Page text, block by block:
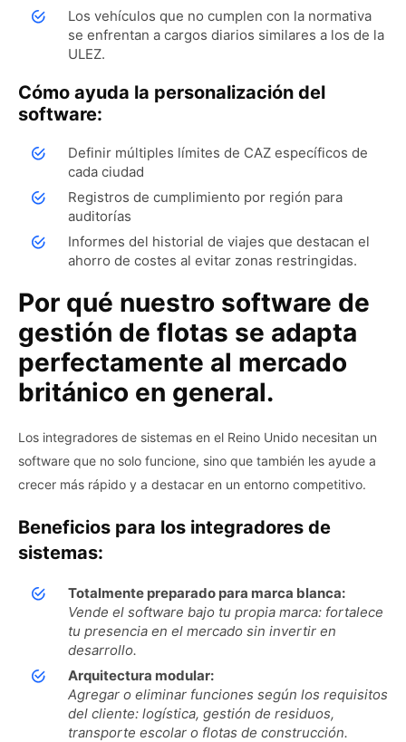
Los vehículos que no cumplen con la normativa
se enfrentan a cargos diarios similares a los de la
ULEZ.
Cómo ayuda la personalización del
software:
Definir múltiples límites de CAZ específicos de
cada ciudad
Registros de cumplimiento por región para
auditorías
Informes del historial de viajes que destacan el
ahorro de costes al evitar zonas restringidas.
Por qué nuestro software de
gestión de flotas se adapta
perfectamente al mercado
británico en general.
Los integradores de sistemas en el Reino Unido necesitan un
software que no solo funcione, sino que también les ayude a
crecer más rápido y a destacar en un entorno competitivo.
Beneficios para los integradores de
sistemas:
Totalmente preparado para marca blanca:
Vende el software bajo tu propia marca: fortalece
tu presencia en el mercado sin invertir en
desarrollo.
Arquitectura modular:
Agregar o eliminar funciones según los requisitos
del cliente: logística, gestión de residuos,
transporte escolar o flotas de construcción.